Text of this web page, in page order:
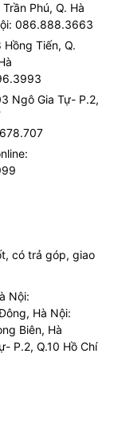
Phú, Q. Hà
086.888.3663
Tiến, Q.
Ngô Gia Tự- P.2,
có trả góp, giao
Nội:
Hà Nội:
Biên, Hà
P.2, Q.10 Hồ Chí